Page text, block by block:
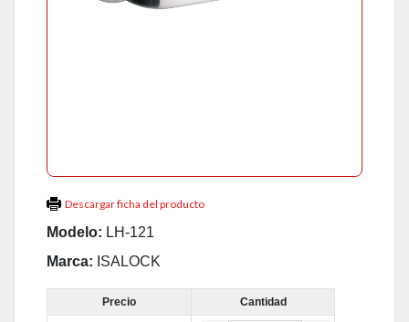
Descargar ficha del producto
Modelo: LH-121
Marca: ISALOCK
Precio Cantidad